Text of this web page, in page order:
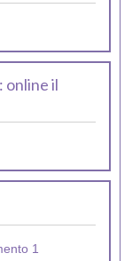
online il